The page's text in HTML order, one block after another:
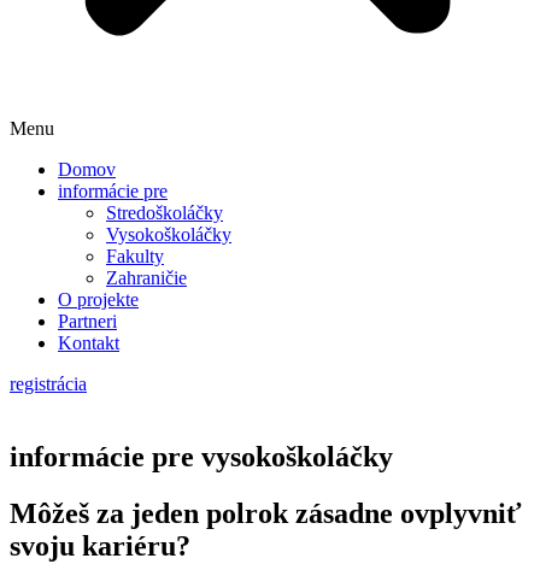
Menu
Domov
informácie pre
Stredoškoláčky
Vysokoškoláčky
Fakulty
Zahraničie
O projekte
Partneri
Kontakt
registrácia
informácie pre vysokoškoláčky
Môžeš za jeden polrok zásadne ovplyvniť
svoju kariéru?